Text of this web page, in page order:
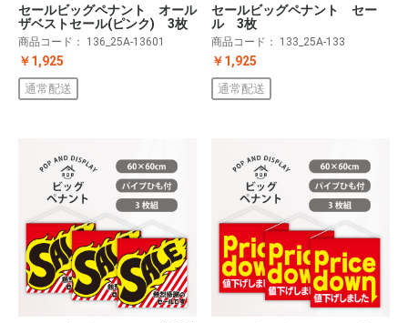
セールビッグペナント オール
ザベストセール(ピンク) 3枚
商品コード： 136_25A-13601
￥1,925
通常配送
セールビッグペナント セー
ル 3枚
商品コード： 133_25A-133
￥1,925
通常配送